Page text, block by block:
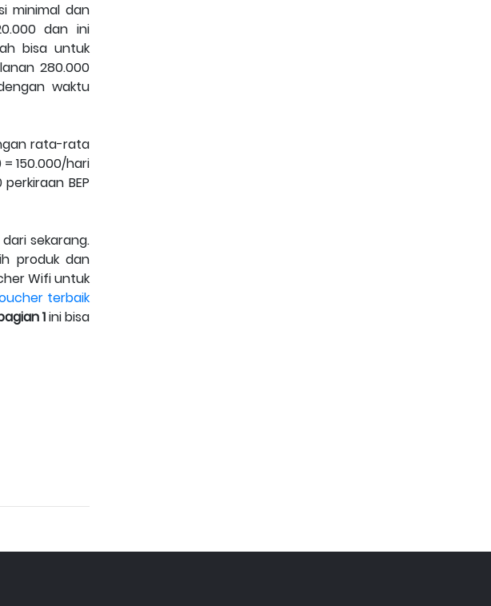
minimal dan
dan ini
bisa untuk
280.000
waktu
rata-rata
150.000/hari
BEP
sekarang.
produk dan
Wifi untuk
terbaik
1ini bisa